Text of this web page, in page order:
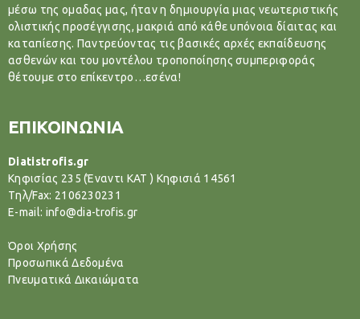
μέσω της ομαδας μας, ήταν η δημιουργία μιας νεωτεριστικής
ολιστικής προσέγγισης, μακριά από κάθε υπόνοια δίαιτας και
καταπίεσης. Παντρεύοντας τις βασικές αρχές εκπαίδευσης
ασθενών και του μοντέλου τροποποίησης συμπεριφοράς
θέτουμε στο επίκεντρο…εσένα!
ΕΠΙΚΟΙΝΩΝΙΑ
Diatistrofis.gr
Κηφισίας 235 (Έναντι ΚΑΤ ) Κηφισιά 14561
Tηλ/Fax: 2106230231
E-mail: info@dia-trofis.gr
Όροι Χρήσης
Προσωπικά Δεδομένα
Πνευματικά Δικαιώματα